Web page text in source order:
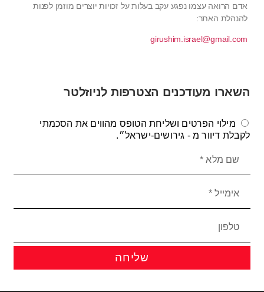
אדם הרואה עצמו נפגע עקב בעלות על זכויות יוצרים מוזמן לפנות
להנהלת האתר:
girushim.israel@gmail.com
השארו מעודכנים הצטרפות לניוזלטר
מילוי הפרטים ושליחת הטופס מהווים את הסכמתי
לקבלת דיוור מ - גירושים-ישראל״.
שליחה